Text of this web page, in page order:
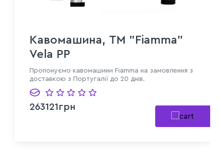
Кавомашина, TM "Fiamma"
Vela PP
Пропонуємо кавомашини Fiamma на замовлення з
доставкою з Португалії до 20 днів.
263121грн